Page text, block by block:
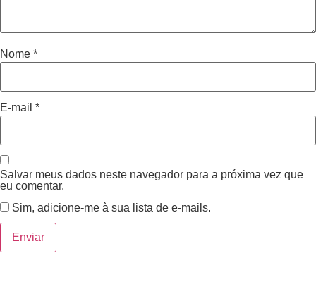
Nome *
E-mail *
Salvar meus dados neste navegador para a próxima vez que
eu comentar.
Sim, adicione-me à sua lista de e-mails.